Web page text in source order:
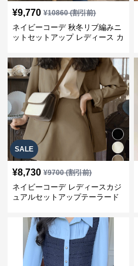
¥9,770 ¥10860(割引前)
ネイビーコーデ 秋冬リブ編みニ
ットセットアップ レディース カ
SALE
¥8,730 ¥9700(割引前)
ネイビーコーデ レディースカジ
ュアルセットアップテーラード